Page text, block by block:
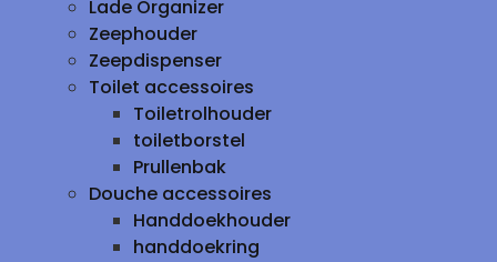
Lade Organizer
Zeephouder
Zeepdispenser
Toilet accessoires
Toiletrolhouder
toiletborstel
Prullenbak
Douche accessoires
Handdoekhouder
handdoekring